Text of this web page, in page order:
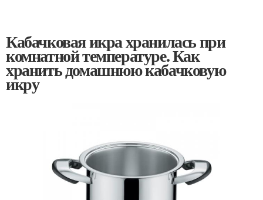
Кабачковая икра хранилась при
комнатной температуре. Как
хранить домашнюю кабачковую
икру